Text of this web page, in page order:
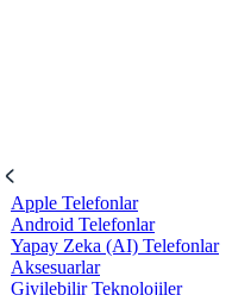
Apple Telefonlar
Android Telefonlar
Yapay Zeka (AI) Telefonlar
Aksesuarlar
Giyilebilir Teknolojiler